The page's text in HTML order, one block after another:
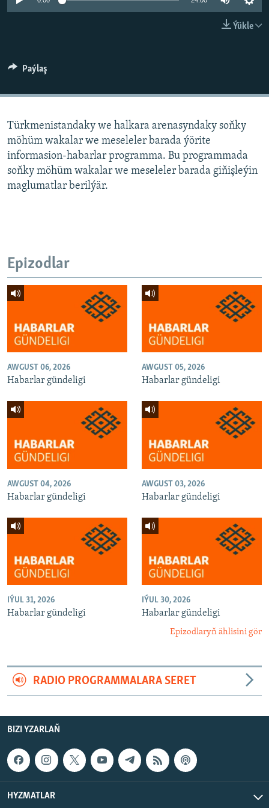
Ýükle
Paýlaş
Türkmenistandaky we halkara arenasyndaky soňky
möhüm wakalar we meseleler barada ýörite
informasion-habarlar programma. Bu programmada
soňky möhüm wakalar we meseleler barada giňişleýin
maglumatlar berilýär.
Epizodlar
AWGUST 06, 2026
Habarlar gündeligi
AWGUST 05, 2026
Habarlar gündeligi
AWGUST 04, 2026
Habarlar gündeligi
AWGUST 03, 2026
Habarlar gündeligi
IÝUL 31, 2026
Habarlar gündeligi
IÝUL 30, 2026
Habarlar gündeligi
Epizodlaryň ählisini gör
RADIO PROGRAMMALARA SERET
BIZI YZARLAŇ
HYZMATLAR